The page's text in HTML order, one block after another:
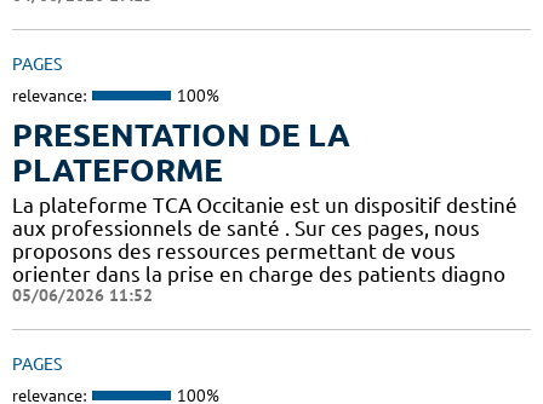
PAGES
relevance: 100%
PRESENTATION DE LA
PLATEFORME
La plateforme TCA Occitanie est un dispositif destiné
aux professionnels de santé . Sur ces pages, nous
proposons des ressources permettant de vous
orienter dans la prise en charge des patients diagno
05/06/2026 11:52
PAGES
relevance: 100%